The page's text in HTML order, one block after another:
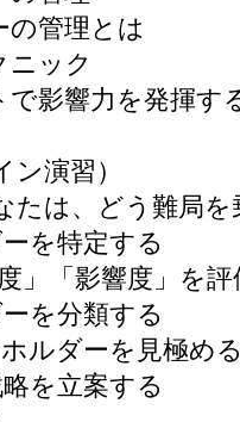
の管理とは
ニック
で影響力を発揮す
演習）
たは、どう難局
を特定する
」「影響度」を
を分類する
ルダーを見極め
を立案する